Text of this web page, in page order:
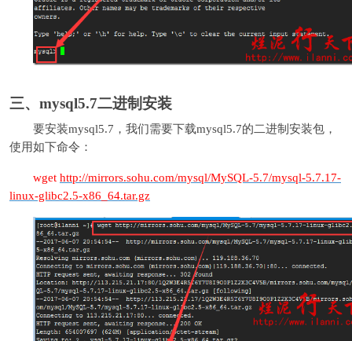
三、mysql5.7二进制安装
要安装mysql5.7，我们需要下载mysql5.7的二进制安装包，
使用如下命令：
wget http://mirrors.sohu.com/mysql/MySQL-5.7/mysql-5.7.17-
linux-glibc2.5-x86_64.tar.gz